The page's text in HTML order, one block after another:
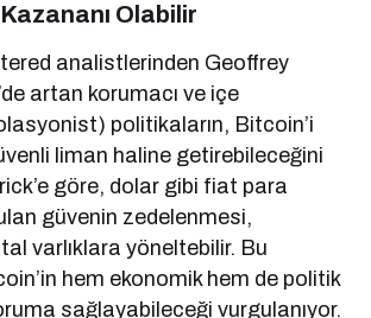
Olabilir
analistlerinden Geoffrey
artan korumacı ve içe
politikaların, Bitcoin’i
liman haline getirebileceğini
göre, dolar gibi fiat para
güvenin zedelenmesi,
varlıklara yöneltebilir. Bu
hem ekonomik hem de politik
sağlayabileceği vurgulanıyor.